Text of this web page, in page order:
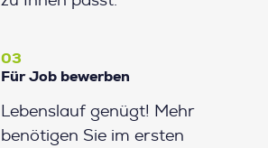
03
Für Job bewerben
Lebenslauf genügt! Mehr
benötigen Sie im ersten